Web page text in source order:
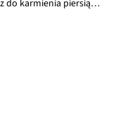
Biustonosz do karmienia piersią, bez fiszbinów, z bawełny organicznej (2 szt.)